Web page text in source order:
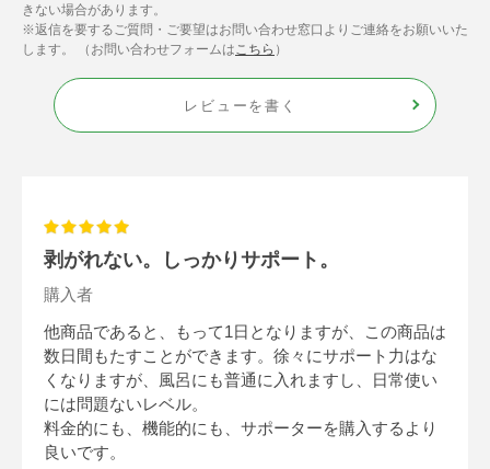
きない場合があります。
※返信を要するご質問・ご要望はお問い合わせ窓口よりご連絡をお願いいた
します。 （お問い合わせフォームは こちら ）
レビューを書く
剥がれない。しっかりサポート。
購入者
他商品であると、もって1日となりますが、この商品は
数日間もたすことができます。徐々にサポート力はな
くなりますが、風呂にも普通に入れますし、日常使い
には問題ないレベル。
料金的にも、機能的にも、サポーターを購入するより
良いです。